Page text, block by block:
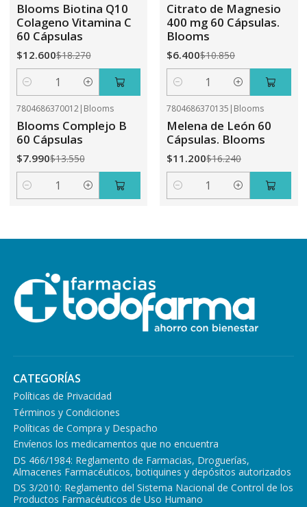
Blooms Biotina Q10
Colageno Vitamina C
60 Cápsulas
$12.600$18.270
Cantidad
Citrato de Magnesio
400 mg 60 Cápsulas.
Blooms
$6.400$10.850
Cantidad
7804686370012| Blooms
Blooms Complejo B
60 Cápsulas
$7.990$13.550
Cantidad
7804686370135 | Blooms
Melena de León 60
Cápsulas. Blooms
$11.200$16.240
Cantidad
CATEGORÍAS
Políticas de Privacidad
Términos y Condiciones
Políticas de Compra y Despacho
Envíenos los medicamentos que no encuentra
DS 466/1984: Reglamento de Farmacias, Droguerías,
Almacenes Farmacéuticos, botiquines y depósitos autorizados
DS 3/2010: Reglamento del Sistema Nacional de Control de los
Productos Farmacéuticos de Uso Humano